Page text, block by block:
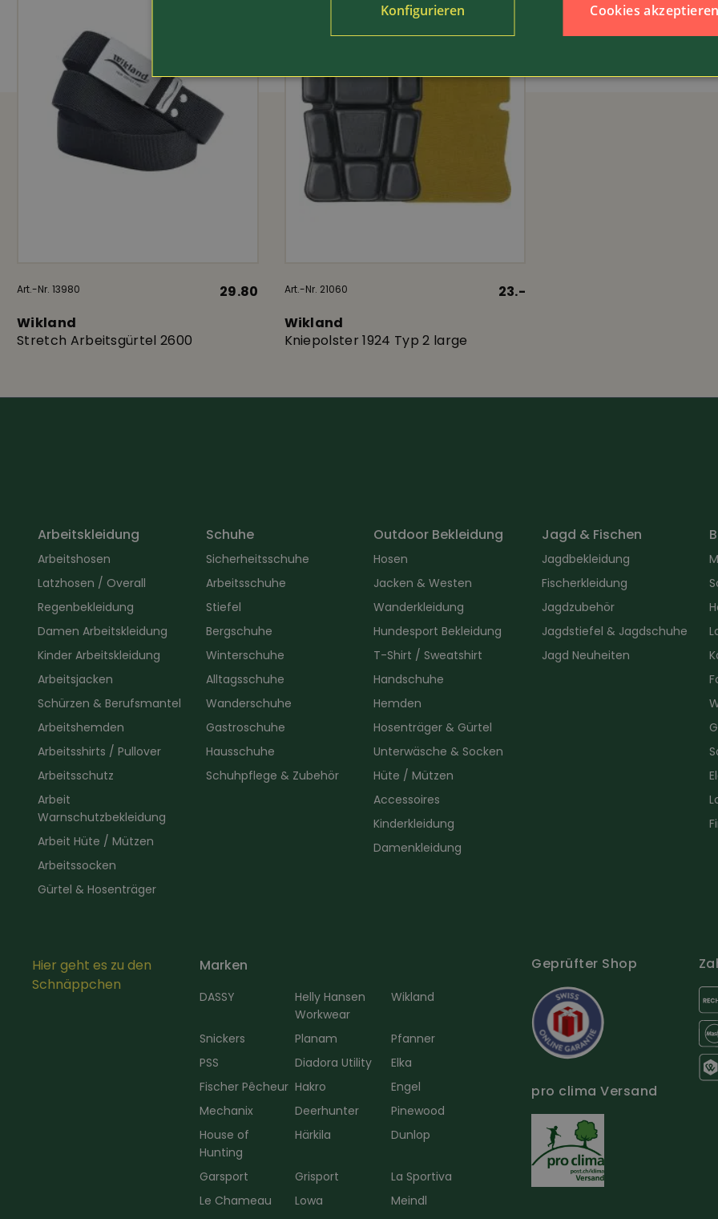
Art.-Nr. 13980
29.80
Wikland
Stretch Arbeitsgürtel 2600
Art.-Nr. 21060
23.-
Wikland
Kniepolster 1924 Typ 2 large
Arbeitskleidung
Arbeitshosen
Latzhosen / Overall
Regenbekleidung
Damen Arbeitskleidung
Kinder Arbeitskleidung
Arbeitsjacken
Schürzen & Berufsmantel
Arbeitshemden
Arbeitsshirts / Pullover
Arbeitsschutz
Arbeit
Warnschutzbekleidung
Arbeit Hüte / Mützen
Arbeitssocken
Gürtel & Hosenträger
Schuhe
Sicherheitsschuhe
Arbeitsschuhe
Stiefel
Bergschuhe
Winterschuhe
Alltagsschuhe
Wanderschuhe
Gastroschuhe
Hausschuhe
Schuhpflege & Zubehör
Outdoor Bekleidung
Hosen
Jacken & Westen
Wanderkleidung
Hundesport Bekleidung
T-Shirt / Sweatshirt
Handschuhe
Hemden
Hosenträger & Gürtel
Unterwäsche & Socken
Hüte / Mützen
Accessoires
Kinderkleidung
Damenkleidung
Jagd & Fischen
Jagdbekleidung
Fischerkleidung
Jagdzubehör
Jagdstiefel & Jagdschuhe
Jagd Neuheiten
Hier geht es zu den
Schnäppchen
Marken
DASSY
Helly Hansen
Workwear
Wikland
Snickers Planam
Pfanner
PSS
Diadora Utility
Elka
Fischer Pêcheur Hakro
Engel
Mechanix
Deerhunter
Pinewood
House of
Hunting
Härkila Dunlop
Garsport Grisport
La Sportiva
Le Chameau
Lowa
Meindl
Geprüfter Shop
pro clima Versand
Cookies akzeptieren
Konfigurieren